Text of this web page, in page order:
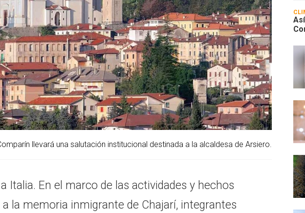
llevará una salutación institucional destinada a la alcaldesa de Arsiero.
Italia. En el marco de las actividades y hechos
la memoria inmigrante de Chajarí, integrantes